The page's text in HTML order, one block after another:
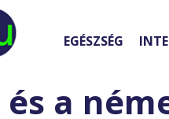
EGÉSZSÉG
a